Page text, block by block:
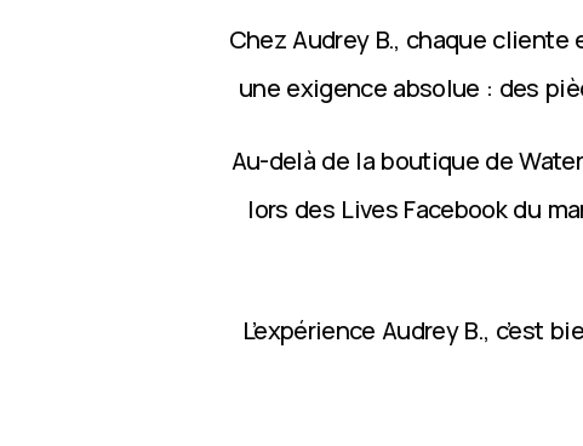
Chez Audrey B., chaque
une exigence absolue : des
Au-delà de la boutique de
lors des Lives Facebook du
L’expérience Audrey B., c’est